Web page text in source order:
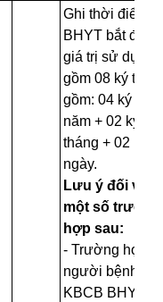
Ghi thời điểm
BHYT bắt đầu
giá trị sử dụng,
gồm 08 ký tự,
gồm: 04 ký tự
năm + 02 ký tự
tháng + 02 ký
ngày.
Lưu ý đối với
một số trường
hợp sau:
- Trường hợp
người bệnh
KBCB BHYT